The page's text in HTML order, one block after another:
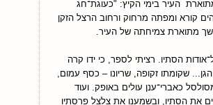
העיר בימי הקיץ: "כעוגת־חג
קורא ומפתה מרחוק ורחוב הרצל הזקן
מתוארת צמיחתה של העיר.
לכתוב על־אודות הסתיו. רציתי לספר, כי ידו קרה
שקומתו זקופה, שריונו – כסף עמום,
כאברי־ענן עולים באופק. ועוד
את הסתיו, ובשמענו את צלצל פרסתיו